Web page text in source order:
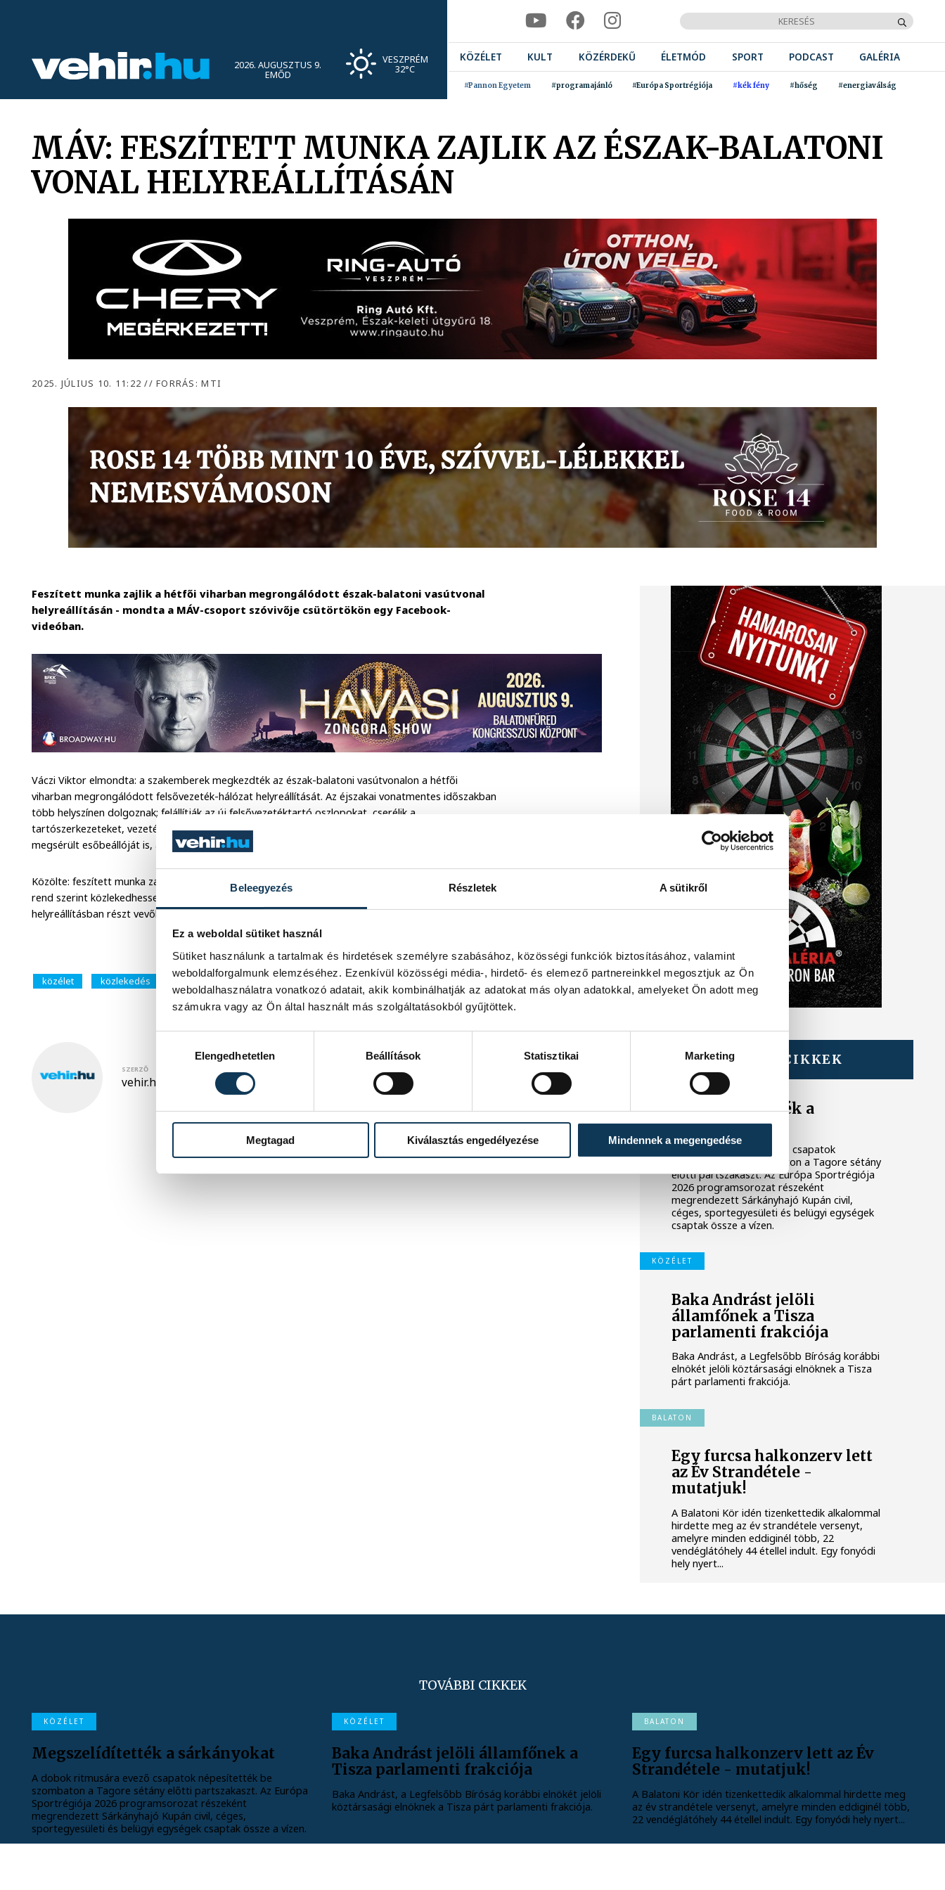
Beleegyezés Részletek A sütikről
Ez a weboldal sütiket használ
Sütiket használunk a tartalmak és hirdetések személyre szabásához, közösségi funkciók biztosításához, valamint
weboldalforgalmunk elemzéséhez. Ezenkívül közösségi média-, hirdető- és elemező partnereinkkel megosztjuk az Ön
weboldalhasználatra vonatkozó adatait, akik kombinálhatják az adatokat más olyan adatokkal, amelyeket Ön adott meg
számukra vagy az Ön által használt más szolgáltatásokból gyűjtöttek.
Elengedhetetlen
Beállítások Statisztikai Marketing
Megtagad Kiválasztás engedélyezése Mindennek a megengedése
2026. AUGUSZTUS 9.
EMŐD
VESZPRÉM
32°C
KÖZÉLET KULT KÖZÉRDEKŰ ÉLETMÓD SPORT PODCAST GALÉRIA
#Pannon Egyetem #programajánló #Európa Sportrégiója #kék fény #hőség #energiaválság
MÁV: FESZÍTETT MUNKA ZAJLIK AZ ÉSZAK-BALATONI
VONAL HELYREÁLLÍTÁSÁN
2025. JÚLIUS 10. 11:22// FORRÁS: MTI
Feszített munka zajlik a hétfői viharban megrongálódott észak-balatoni vasútvonal
helyreállításán - mondta a MÁV-csoport szóvivője csütörtökön egy Facebook-
videóban.
Váczi Viktor elmondta: a szakemberek megkezdték az észak-balatoni vasútvonalon a hétfői
viharban megrongálódott felsővezeték-hálózat helyreállítását. Az éjszakai vonatmentes időszakban
több helyszínen dolgoznak; felállítják az új felsővezetéktartó oszlopokat, cserélik a
tartószerkezeteket, vezetékeket több száz méter hosszban. Továbbá kijavítják az alsőörsi állomás
megsérült esőbeállóját is, amelynek a tetejét leszakította a vihar.
Közölte: feszített munka zajlik, hogy a hétvégi forgalomra minden készen álljon, és a megszokott
rend szerint közlekedhessenek a vonatok a Balaton északi partján. Váczi Viktor megköszönte a
helyreállításban részt vevők munkáját és az utasok türelmét.
közélet közlekedés
SZERZŐ
vehir.hu
TOVÁBBI CIKKEK
Megszelídítették a
sárkányokat
A dobok ritmusára evező csapatok
népesítették be szombaton a Tagore sétány
előtti partszakaszt. Az Európa Sportrégiója
2026 programsorozat részeként
megrendezett Sárkányhajó Kupán civil,
céges, sportegyesületi és belügyi egységek
csaptak össze a vízen.
KÖZÉLET
Baka Andrást jelöli
államfőnek a Tisza
parlamenti frakciója
Baka Andrást, a Legfelsőbb Bíróság korábbi
elnökét jelöli köztársasági elnöknek a Tisza
párt parlamenti frakciója.
BALATON
Egy furcsa halkonzerv lett
az Év Strandétele -
mutatjuk!
A Balatoni Kör idén tizenkettedik alkalommal
hirdette meg az év strandétele versenyt,
amelyre minden eddiginél több, 22
vendéglátóhely 44 étellel indult. Egy fonyódi
hely nyert...
TOVÁBBI CIKKEK
KÖZÉLET
Megszelídítették a sárkányokat
A dobok ritmusára evező csapatok népesítették be
szombaton a Tagore sétány előtti partszakaszt. Az Európa
Sportrégiója 2026 programsorozat részeként
megrendezett Sárkányhajó Kupán civil, céges,
sportegyesületi és belügyi egységek csaptak össze a vízen.
KÖZÉLET
Baka Andrást jelöli államfőnek a
Tisza parlamenti frakciója
Baka Andrást, a Legfelsőbb Bíróság korábbi elnökét jelöli
köztársasági elnöknek a Tisza párt parlamenti frakciója.
BALATON
Egy furcsa halkonzerv lett az Év
Strandétele - mutatjuk!
A Balatoni Kör idén tizenkettedik alkalommal hirdette meg
az év strandétele versenyt, amelyre minden eddiginél több,
22 vendéglátóhely 44 étellel indult. Egy fonyódi hely nyert...